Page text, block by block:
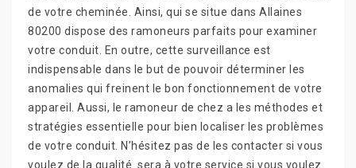
de votre cheminée. Ainsi, qui se situe dans Allaines
80200 dispose des ramoneurs parfaits pour examiner
votre conduit. En outre, cette surveillance est
indispensable dans le but de pouvoir déterminer les
anomalies qui freinent le bon fonctionnement de votre
appareil. Aussi, le ramoneur de chez a les méthodes et
stratégies essentielle pour bien localiser les problèmes
de votre conduit. N’hésitez pas de les contacter si vous
voulez de la qualité. sera à votre service si vous voulez